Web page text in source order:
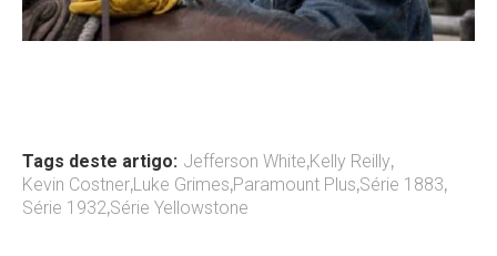
Tags deste artigo: Jefferson White,Kelly Reilly,
Kevin Costner,Luke Grimes,Paramount Plus,Série 1883,
Série 1932,Série Yellowstone